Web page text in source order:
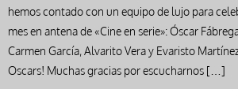
hemos contado con un equipo de lujo para
mes en antena de «Cine en serie»: Óscar
Carmen García, Alvarito Vera y Evaristo
Oscars! Muchas gracias por escucharnos […]